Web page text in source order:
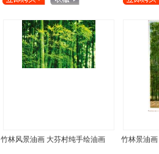
竹林风景油画 大芬村纯手绘油画 竹林景油